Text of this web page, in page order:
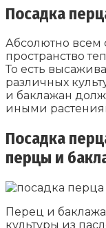
Посадка
Абсолютно всем
пространство
То есть
различных
и баклажан
иными
Посадка
перцы и
Перец и
культуры из